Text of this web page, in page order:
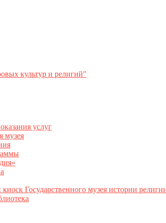
услуг
музея
Государственного музея истории